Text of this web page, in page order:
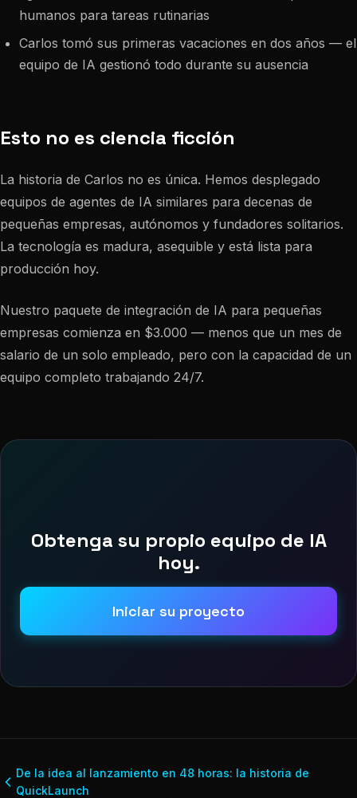
humanos para tareas rutinarias
Carlos tomó sus primeras vacaciones en dos años — el
equipo de IA gestionó todo durante su ausencia
Esto no es ciencia ficción
La historia de Carlos no es única. Hemos desplegado
equipos de agentes de IA similares para decenas de
pequeñas empresas, autónomos y fundadores solitarios.
La tecnología es madura, asequible y está lista para
producción hoy.
Nuestro paquete de integración de IA para pequeñas
empresas comienza en $3.000 — menos que un mes de
salario de un solo empleado, pero con la capacidad de un
equipo completo trabajando 24/7.
Obtenga su propio equipo de IA
hoy.
Iniciar su proyecto
De la idea al lanzamiento en 48 horas: la historia de
QuickLaunch